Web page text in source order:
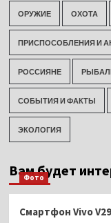
ОРУЖИЕ ОХОТА
ПРИСПОСОБЛЕНИЯ И
РОССИЯНЕ
СОБЫТИЯ И ФАКТЫ
ЭКОЛОГИЯ
Вам будет
Фото
Смартфон Vivo